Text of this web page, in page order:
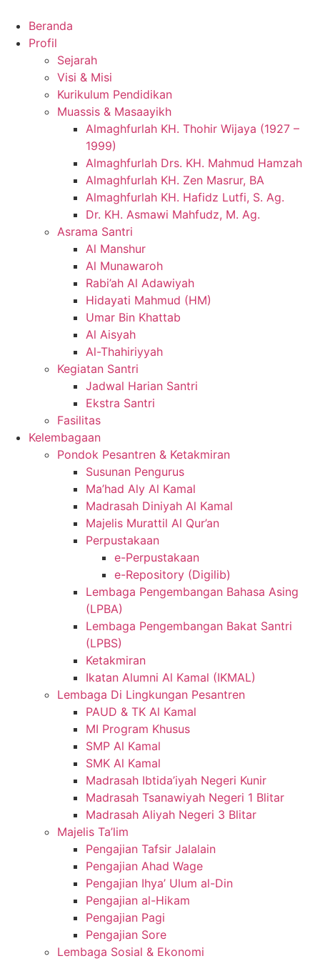
Beranda
Profil
Sejarah
Visi & Misi
Kurikulum Pendidikan
Muassis & Masaayikh
Almaghfurlah KH. Thohir Wijaya (1927 –
1999)
Almaghfurlah Drs. KH. Mahmud Hamzah
Almaghfurlah KH. Zen Masrur, BA
Almaghfurlah KH. Hafidz Lutfi, S. Ag.
Dr. KH. Asmawi Mahfudz, M. Ag.
Asrama Santri
Al Manshur
Al Munawaroh
Rabi’ah Al Adawiyah
Hidayati Mahmud (HM)
Umar Bin Khattab
Al Aisyah
Al-Thahiriyyah
Kegiatan Santri
Jadwal Harian Santri
Ekstra Santri
Fasilitas
Kelembagaan
Pondok Pesantren & Ketakmiran
Susunan Pengurus
Ma’had Aly Al Kamal
Madrasah Diniyah Al Kamal
Majelis Murattil Al Qur’an
Perpustakaan
e-Perpustakaan
e-Repository (Digilib)
Lembaga Pengembangan Bahasa Asing
(LPBA)
Lembaga Pengembangan Bakat Santri
(LPBS)
Ketakmiran
Ikatan Alumni Al Kamal (IKMAL)
Lembaga Di Lingkungan Pesantren
PAUD & TK Al Kamal
MI Program Khusus
SMP Al Kamal
SMK Al Kamal
Madrasah Ibtida’iyah Negeri Kunir
Madrasah Tsanawiyah Negeri 1 Blitar
Madrasah Aliyah Negeri 3 Blitar
Majelis Ta’lim
Pengajian Tafsir Jalalain
Pengajian Ahad Wage
Pengajian Ihya’ Ulum al-Din
Pengajian al-Hikam
Pengajian Pagi
Pengajian Sore
Lembaga Sosial & Ekonomi